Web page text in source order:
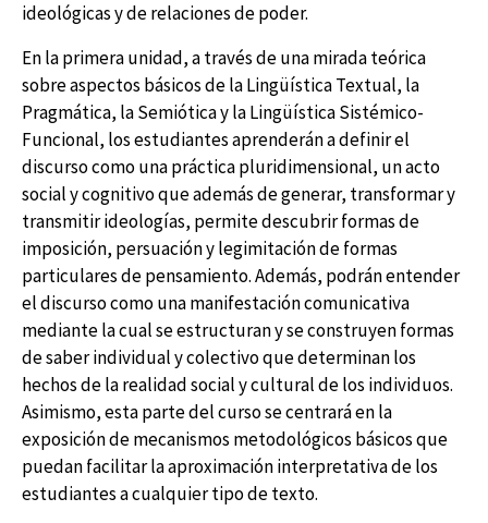
ideológicas y de relaciones de poder.
En la primera unidad, a través de una mirada teórica
sobre aspectos básicos de la Lingüística Textual, la
Pragmática, la Semiótica y la Lingüística Sistémico-
Funcional, los estudiantes aprenderán a definir el
discurso como una práctica pluridimensional, un acto
social y cognitivo que además de generar, transformar y
transmitir ideologías, permite descubrir formas de
imposición, persuaciónylegimitaciónde formas
particulares de pensamiento. Además, podrán entender
el discurso como una manifestación comunicativa
mediante la cual se estructuran y se construyen formas
de saber individual y colectivo que determinan los
hechos de la realidad social y cultural de los individuos.
Asimismo, esta parte del curso se centrará en la
exposición de mecanismos metodológicos básicos que
puedan facilitar la aproximación interpretativa de los
estudiantes a cualquier tipo de texto.